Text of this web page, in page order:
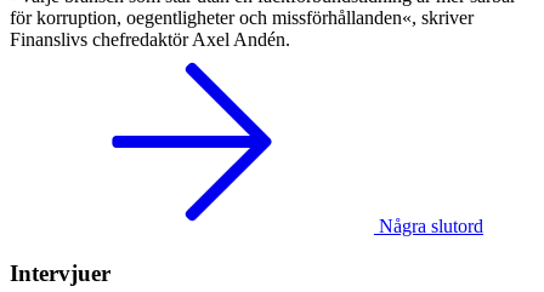
för korruption, oegentligheter och missförhållanden«, skriver
Finanslivs chefredaktör Axel Andén.
Några slutord
Intervjuer